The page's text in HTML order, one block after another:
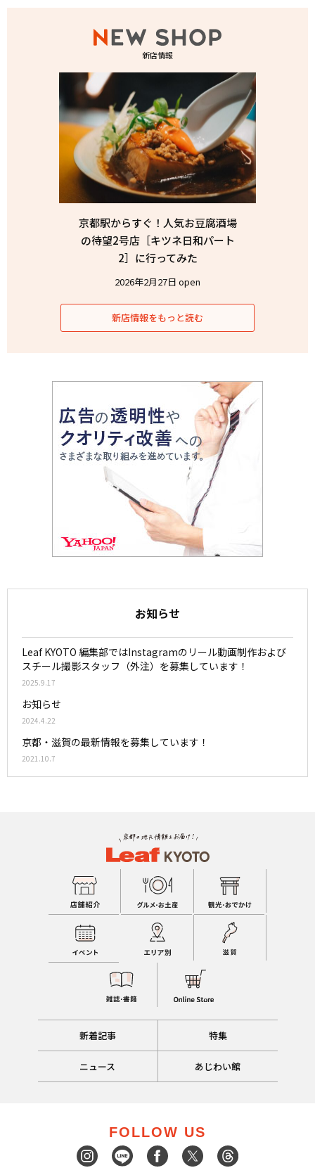
新店情報
京都駅からすぐ！人気お豆腐酒場
の待望2号店［キツネ日和パート
2］に行ってみた
2026年2月27日 open
新店情報をもっと読む
お知らせ
Leaf KYOTO 編集部ではInstagramのリール動画制作および
スチール撮影スタッフ（外注）を募集しています！
2025.9.17
お知らせ
2024.4.22
京都・滋賀の最新情報を募集しています！
2021.10.7
新着記事 特集
ニュース あじわい館
FOLLOW US